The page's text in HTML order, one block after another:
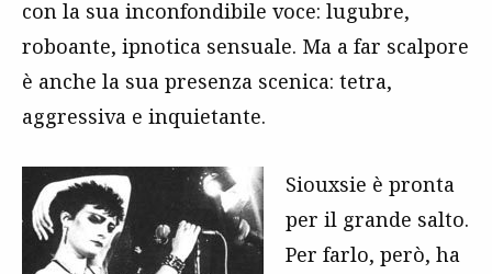
con la sua inconfondibile voce: lugubre,
roboante, ipnotica sensuale. Ma a far scalpore
è anche la sua presenza scenica: tetra,
aggressiva e inquietante.
Siouxsie è pronta
per il grande salto.
Per farlo, però, ha